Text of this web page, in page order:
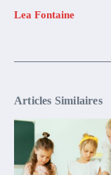
Lea Fontaine
Articles Similaires